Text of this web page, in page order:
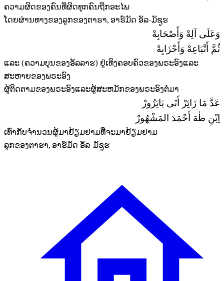
ຄວາມຜິດຂອງຄົນທີ່ຜິດທຸກຄົນຖືກອະໄພ
ໂດຍຜ່ານທາງຂອງລູກຂອງຕາຮາ, ອາຮ໌ມັດ ອັລ-ມັຊູຮ
وَعَلَى آلِهْ وَأَصْحَابِهْ
ثُمَّ أَتْبَاعِهْ وَأَحْزَابِهْ
ແລະ (ຄວາມບຸນຂອງອັລລາຮ) ຢູ່ເທິງຄອບຄົວຂອງພຣະອົງແລະ
ສະຫາຍຂອງພຣະອົງ
ຜູ້ຕິດຕາມຂອງພຣະອົງແລະຜູ້ສະຫມັກຂອງພຣະອົງຕໍ່ມາ -
عَدَّ مَا زَائِرْ أَتَى بَايَزُورْ
اِبْنِ طٰهَ أَحْمَدَ المَشْهُورْ
ເທົ່າກັບຈຳນວນຜູ້ມາຢ້ຽມຢາມທີ່ຈະມາຢ້ຽມຢາມ
ລູກຂອງຕາຮາ, ອາຮ໌ມັດ ອັລ-ມັຊູຮ